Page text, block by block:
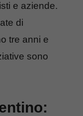
e aziende.
di
tre anni e
sono